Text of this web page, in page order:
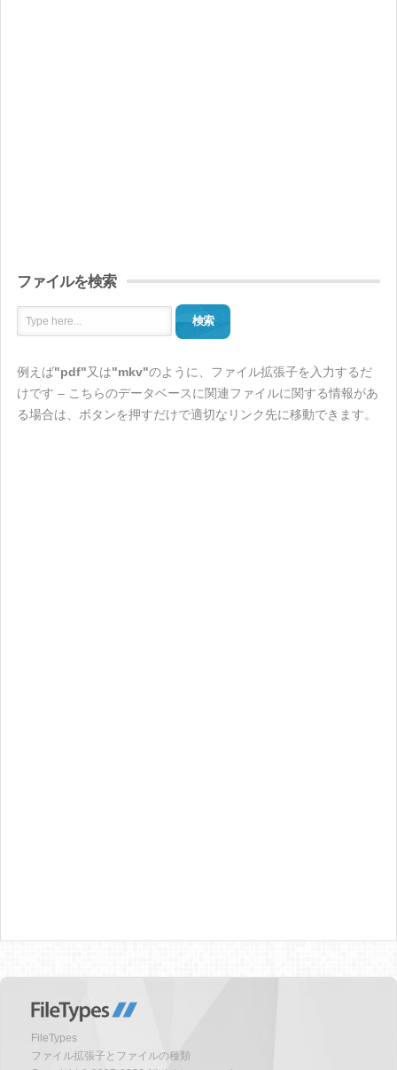
ファイルを検索
検索
例えば"pdf"又は"mkv"のように、ファイル拡張子を入力するだ
けです – こちらのデータベースに関連ファイルに関する情報があ
る場合は、ボタンを押すだけで適切なリンク先に移動できます。
FileTypes
ファイル拡張子とファイルの種類